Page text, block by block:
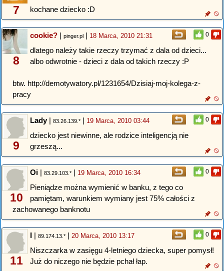
7 kochane dziecko :D
0
8
cookie? | pinger.pl | 18 Marca, 2010 21:31
dlatego należy takie rzeczy trzymać z dala od dzieci...
albo odwrotnie - dzieci z dala od takich rzeczy :P
btw. http://demotywatory.pl/1231654/Dzisiaj-moj-kolega-z-
pracy
0
9
Lady| 83.26.139.* | 19 Marca, 2010 03:44
dziecko jest niewinne, ale rodzice inteligencją nie
grzeszą...
0
10
Oi | 83.29.103.* | 19 Marca, 2010 16:34
Pieniądze można wymienić w banku, z tego co
pamiętam, warunkiem wymiany jest 75% całości z
zachowanego banknotu
0
11
I | 89.174.13.* | 20 Marca, 2010 13:17
Niszczarka w zasięgu 4-letniego dziecka, super pomysł!
Już do niczego nie będzie pchał łap.